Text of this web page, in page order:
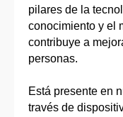
pilares de la
conocimiento y el
contribuye a
personas.
Está presente en
través de